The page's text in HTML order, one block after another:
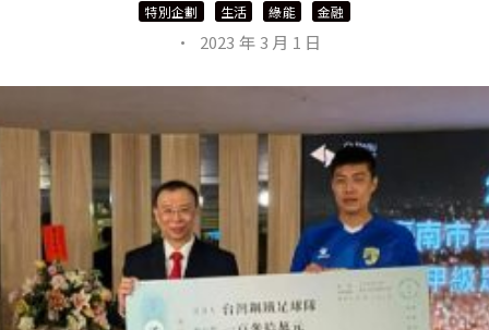
特別企劃
生活 綠能 金融
· 2023 年 3 月 1 日